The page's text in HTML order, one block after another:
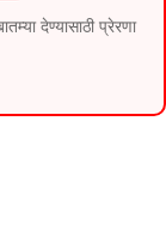
देण्यासाठी प्रेरणा